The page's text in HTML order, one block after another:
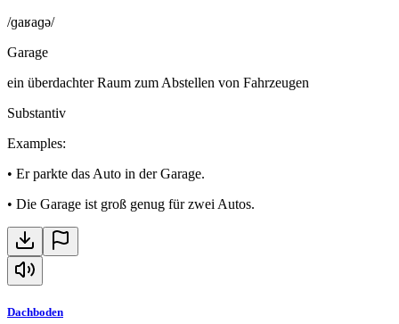
/ɡaʁaɡə/
Garage
ein überdachter Raum zum Abstellen von Fahrzeugen
Substantiv
Examples:
• Er parkte das Auto in der Garage.
• Die Garage ist groß genug für zwei Autos.
Dachboden